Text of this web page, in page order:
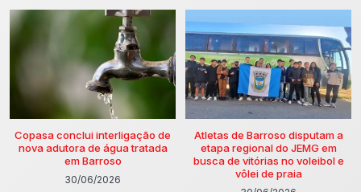
Copasa conclui interligação de
nova adutora de água tratada
em Barroso
30/06/2026
Atletas de Barroso disputam a
etapa regional do JEMG em
busca de vitórias no voleibol e
vôlei de praia